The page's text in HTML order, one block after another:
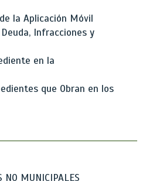
la Aplicación Móvil
Infracciones y
en la
que Obran en los
NO MUNICIPALES